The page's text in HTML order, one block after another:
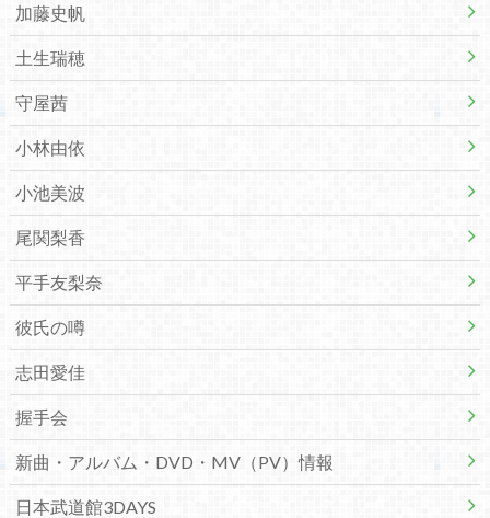
加藤史帆
土生瑞穂
守屋茜
小林由依
小池美波
尾関梨香
平手友梨奈
彼氏の噂
志田愛佳
握手会
新曲・アルバム・DVD・MV（PV）情報
日本武道館3DAYS